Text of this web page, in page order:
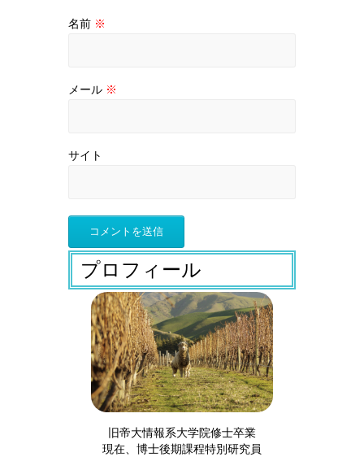
名前 ※
メール ※
サイト
プロフィール
旧帝大情報系大学院修士卒業
現在、博士後期課程特別研究員